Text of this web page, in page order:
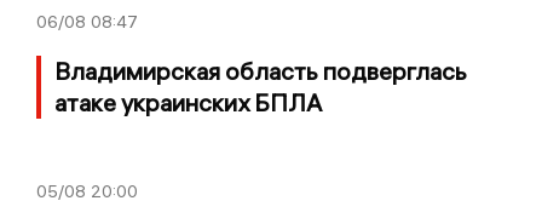
06/08 08:47
Владимирская область подверглась
атаке украинских БПЛА
05/08 20:00